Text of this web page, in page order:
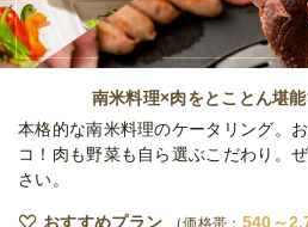
熟成黒毛和
オードブル
オードブル
南米料理×肉をとことん堪
本格的な南米料理のケータリング。
コ！肉も野菜も自ら選ぶこだわり。
さい。
おすすめプラン 価格帯： 540～